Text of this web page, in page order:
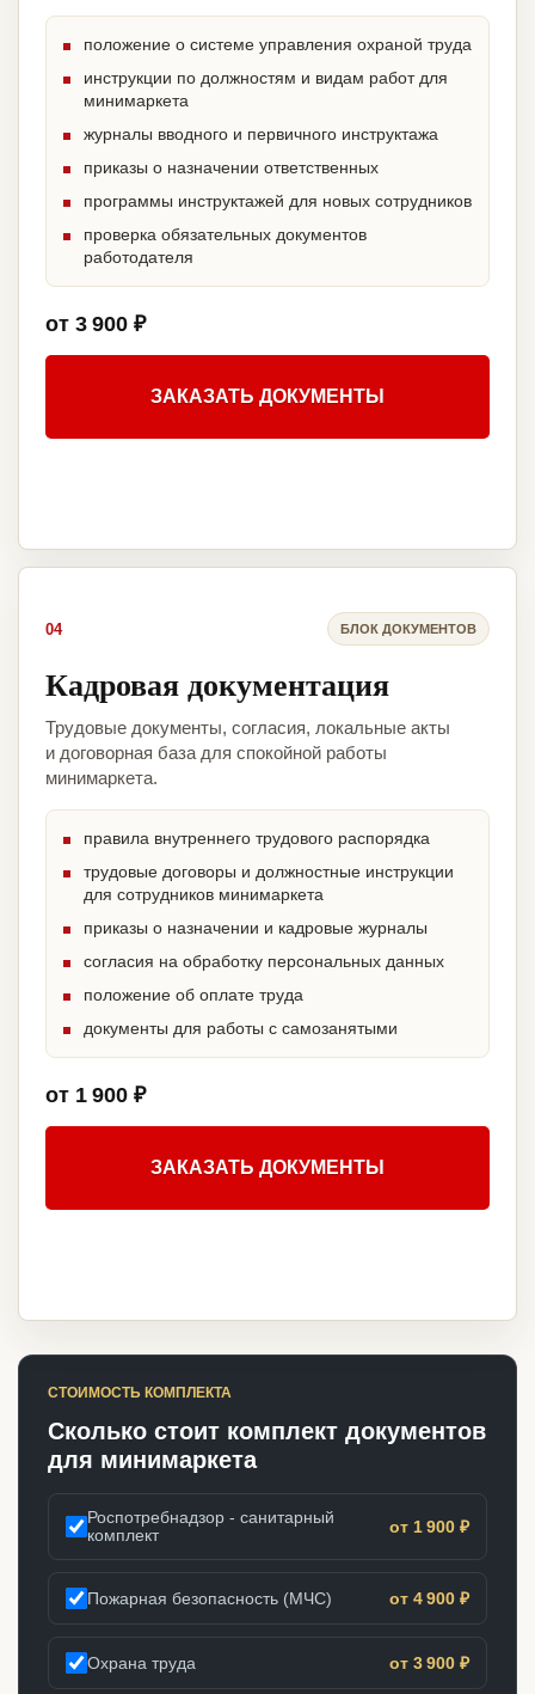
положение о системе управления охраной труда
инструкции по должностям и видам работ для
минимаркета
журналы вводного и первичного инструктажа
приказы о назначении ответственных
программы инструктажей для новых сотрудников
проверка обязательных документов
работодателя
от 3 900 ₽
ЗАКАЗАТЬ ДОКУМЕНТЫ
04 БЛОК ДОКУМЕНТОВ
Кадровая документация
Трудовые документы, согласия, локальные акты
и договорная база для спокойной работы
минимаркета.
правила внутреннего трудового распорядка
трудовые договоры и должностные инструкции
для сотрудников минимаркета
приказы о назначении и кадровые журналы
согласия на обработку персональных данных
положение об оплате труда
документы для работы с самозанятыми
от 1 900 ₽
ЗАКАЗАТЬ ДОКУМЕНТЫ
СТОИМОСТЬ КОМПЛЕКТА
Сколько стоит комплект документов
для минимаркета
Роспотребнадзор - санитарный
комплект
от 1 900 ₽
Пожарная безопасность (МЧС) от 4 900 ₽
Охрана труда от 3 900 ₽